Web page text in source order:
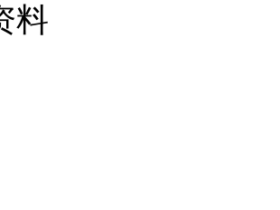
料